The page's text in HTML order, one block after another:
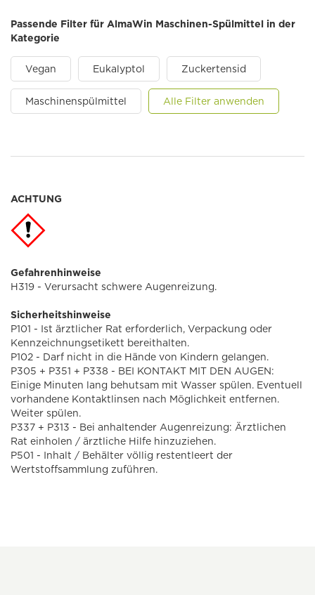
Passende Filter für AlmaWin Maschinen-Spülmittel in der
Kategorie
Vegan Eukalyptol Zuckertensid
Maschinenspülmittel Alle Filter anwenden
ACHTUNG
Gefahrenhinweise
H319 - Verursacht schwere Augenreizung.
Sicherheitshinweise
P101 - Ist ärztlicher Rat erforderlich, Verpackung oder
Kennzeichnungsetikett bereithalten.
P102 - Darf nicht in die Hände von Kindern gelangen.
P305 + P351 + P338 - BEI KONTAKT MIT DEN AUGEN:
Einige Minuten lang behutsam mit Wasser spülen. Eventuell
vorhandene Kontaktlinsen nach Möglichkeit entfernen.
Weiter spülen.
P337 + P313 - Bei anhaltender Augenreizung: Ärztlichen
Rat einholen / ärztliche Hilfe hinzuziehen.
P501 - Inhalt / Behälter völlig restentleert der
Wertstoffsammlung zuführen.